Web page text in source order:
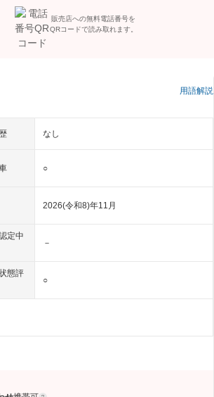
販売店への無料電話番号を
QRコードで読み取れます。
用語解説
なし
○
2026(令和8)年11月
定中
－
態評
○